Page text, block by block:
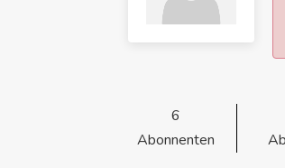
6
Abonnenten